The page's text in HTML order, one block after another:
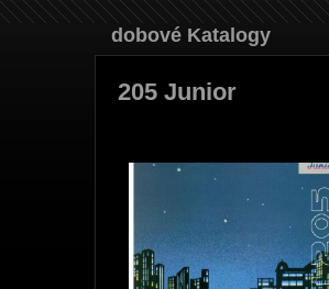
Dobové Katalogy
205 Junior